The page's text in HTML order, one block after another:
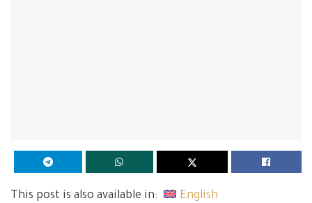
This post is also available in: English